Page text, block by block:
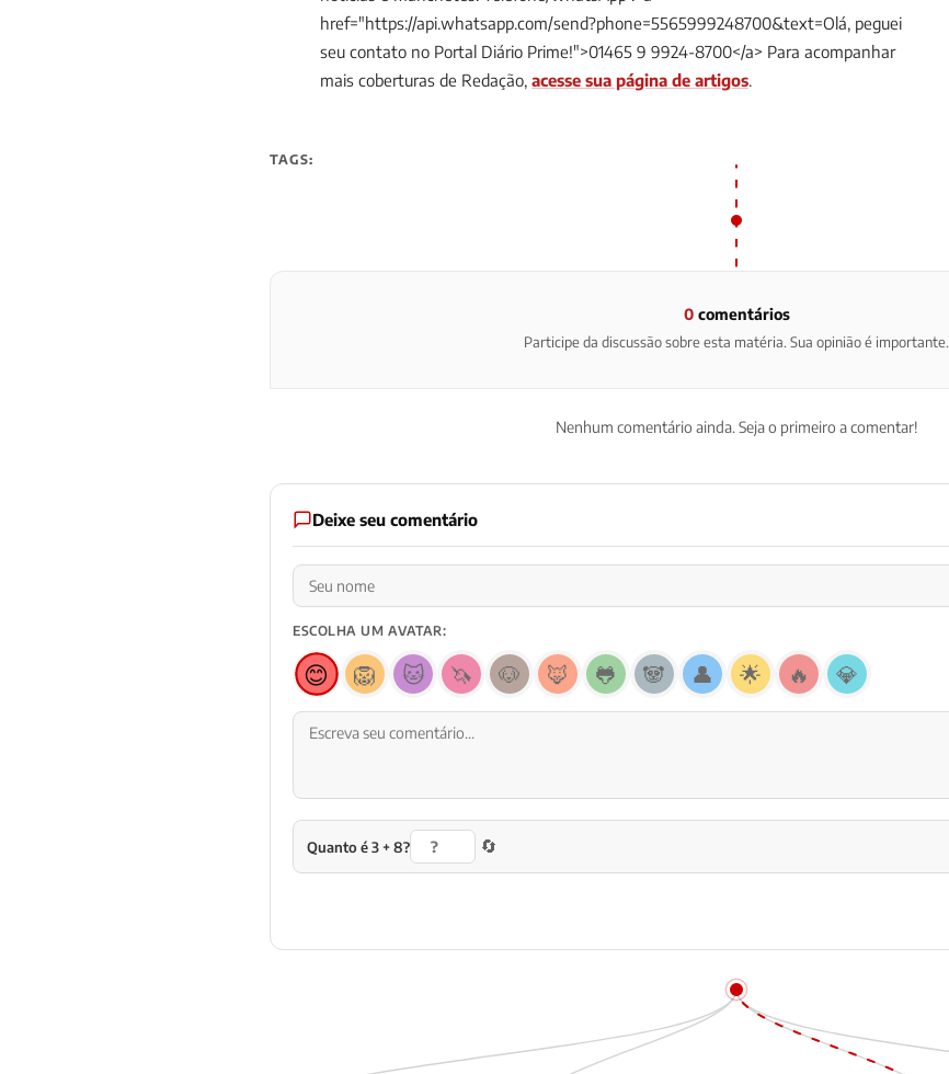
href="https://api.whatsapp.com/send?phone=5565999248700&text=Olá, peguei
seu contato no Portal Diário Prime!">01465 9 9924-8700</a> Para acompanhar
mais coberturas de Redação, acesse sua página de artigos.
TAGS:
0comentários
Participe da discussão sobre esta matéria. Sua opinião é importante.
Nenhum comentário ainda. Seja o primeiro a comentar!
Deixe seu comentário
ESCOLHA UM AVATAR:
😊 🦁 🐱 🦄 🐶 🦊 🐸 🐼 👤 🌟 🔥 💎
Quanto é 3 + 8? 🔄